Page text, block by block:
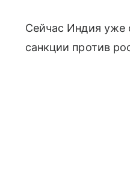
Сейчас Индия уже
санкции против